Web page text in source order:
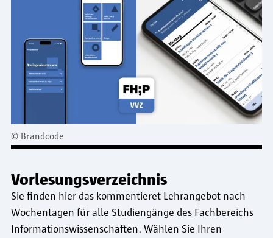
© Brandcode
Vorlesungsverzeichnis
Sie finden hier das kommentieret Lehrangebot nach
Wochentagen für alle Studiengänge des Fachbereichs
Informationswissenschaften. Wählen Sie Ihren